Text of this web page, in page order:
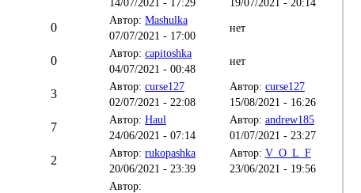
0
Автор: Mashulka
07/07/2021 - 17:00
нет
0
Автор: capitoshka
04/07/2021 - 00:48
нет
3
Автор: curse127
02/07/2021 - 22:08
Автор: curse127
15/08/2021 - 16:26
7
Автор: Haul
24/06/2021 - 07:14
Автор: andrew185
01/07/2021 - 23:27
2
Автор: rukopashka
20/06/2021 - 23:39
Автор: V_O_L_F
23/06/2021 - 19:56
Автор: